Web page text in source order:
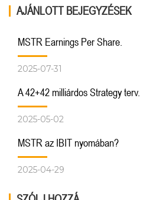
AJÁNLOTT BEJEGYZÉSEK
MSTR Earnings Per Share.
2025-07-31
A 42+42 milliárdos Strategy terv.
2025-05-02
MSTR az IBIT nyomában?
2025-04-29